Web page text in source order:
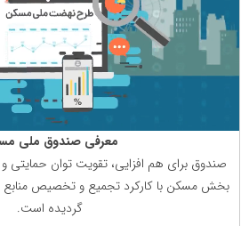
معرفی صندوق ملی
صندوق برای هم افزایی، تقویت توان حمایتی
بخش مسكن با كاركرد تجمیع و تخصیص منابع
گردیده است.